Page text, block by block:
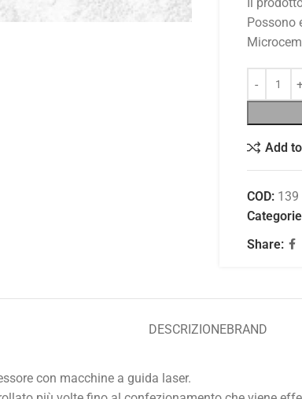
Possono
Add
COD: 139
Share:
DESCRIZIONEBRAND
con macchine a guida laser.